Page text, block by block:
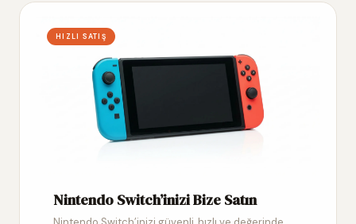
HIZLI SATIŞ
Nintendo Switch’inizi Bize Satın